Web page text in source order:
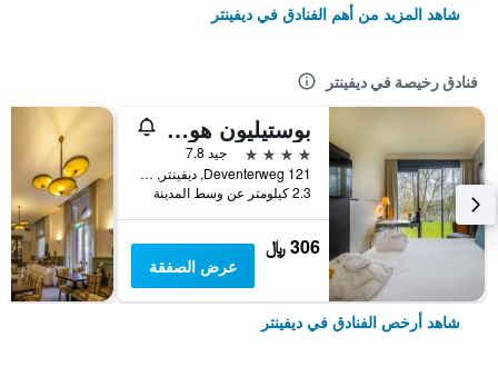
شاهد المزيد من أهم الفنادق في ديفينتر
فنادق رخيصة في ديفينتر
بوستيليون هوتل ديفنتر
4 نجوم
جيد 7.8
Deventerweg 121, ديفينتر, مقاطعة أوفريسل, هولندا
2.3 كيلومتر عن وسط المدينة
306 ﷼
عرض الصفقة
شاهد أرخص الفنادق في ديفينتر